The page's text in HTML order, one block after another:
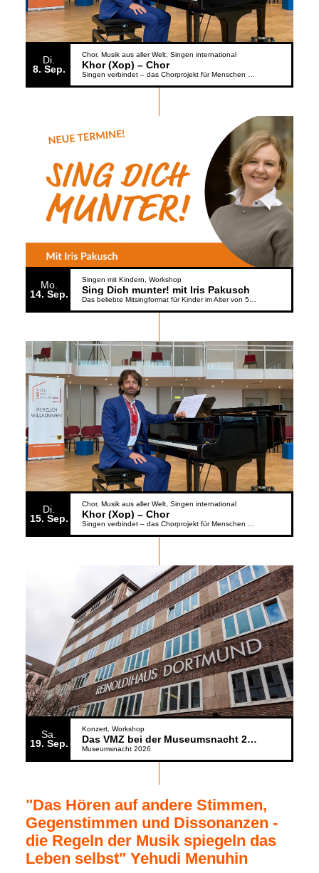
Di.
8 Sep.
Chor Musik aus aller Welt Singen international
Khor (Xop) – Chor
Singen verbindet – das Chorprojekt für Menschen aus der Ukraine
Mo.
14 Sep.
Singen mit Kindern Workshop
Sing Dich munter! mit Iris Pakusch
Das beliebte Mitsingformat für Kinder im Alter von 5 bis 6 Jahren geht weiter
Di.
15 Sep.
Chor Musik aus aller Welt Singen international
Khor (Xop) – Chor
Singen verbindet – das Chorprojekt für Menschen aus der Ukraine
Sa.
19 Sep.
Konzert Workshop
Das VMZ bei der Museumsnacht 2026
Museumsnacht 2026
"Das Hören auf andere Stimmen,
Gegenstimmen und Dissonanzen -
die Regeln der Musik spiegeln das
Leben selbst" Yehudi Menuhin